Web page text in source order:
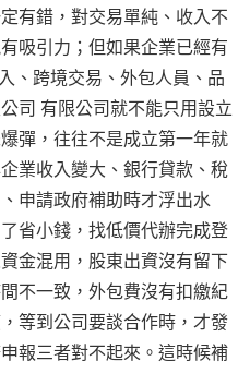
有錯，對交易單純、收入不
吸引力；但如果企業已經有
、跨境交易、外包人員、品
司 有限公司就不能只用設立
彈，往往不是成立第一年就
業收入變大、銀行貸款、稅
申請政府補助時才浮出水
省小錢，找低價代辦完成登
金混用，股東出資沒有留下
不一致，外包費沒有扣繳紀
等到公司要談合作時，才發
報三者對不起來。這時候補